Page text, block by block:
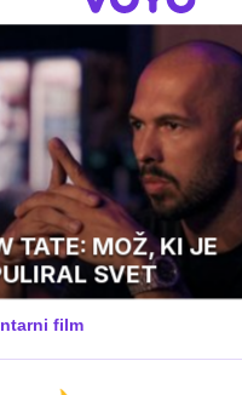
PINGVIN
/ družinski, pustolovski